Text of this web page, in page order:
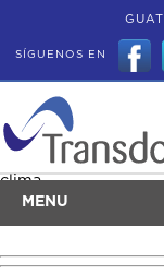
SÍGUENOS EN
MENU
clima